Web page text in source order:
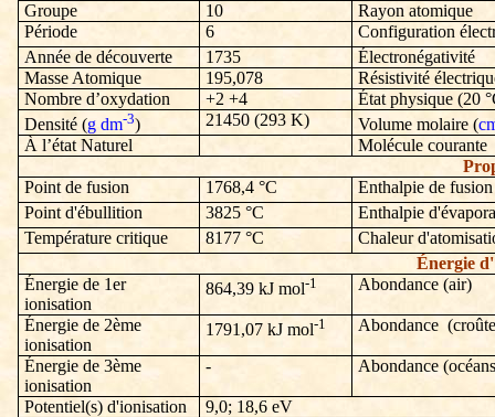
Groupe
10
Rayon atomique
Période
6
Configuration
Année de découverte
1735
Électronégativité
Masse Atomique
195,078
Résistivité
Nombre d’oxydation
+2 +4
État physique (20
Densité (g dm-3) 21450 (293 K) Volume molaire (
À l’état Naturel
Molécule courante
Point de fusion
1768,4 °C
Enthalpie de fusion
Point d'ébullition
3825 °C
Enthalpie
Température critique
8177 °C
Chaleur
Énergie
Énergie de 1er
ionisation
864,39 kJ mol-1 Abondance (air)
Énergie de 2ème
ionisation
1791,07 kJ mol-1 Abondance
Énergie de 3ème
ionisation
- Abondance
Potentiel(s) d'ionisation 9,0; 18,6 eV